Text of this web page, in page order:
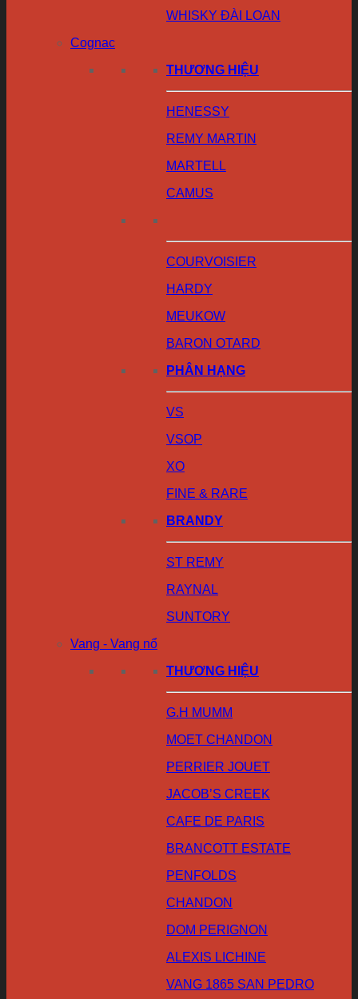
WHISKY ĐÀI LOAN
Cognac
THƯƠNG HIỆU
HENESSY
REMY MARTIN
MARTELL
CAMUS
COURVOISIER
HARDY
MEUKOW
BARON OTARD
PHÂN HẠNG
VS
VSOP
XO
FINE & RARE
BRANDY
ST REMY
RAYNAL
SUNTORY
Vang - Vang nổ
THƯƠNG HIỆU
G.H MUMM
MOET CHANDON
PERRIER JOUET
JACOB’S CREEK
CAFE DE PARIS
BRANCOTT ESTATE
PENFOLDS
CHANDON
DOM PERIGNON
ALEXIS LICHINE
VANG 1865 SAN PEDRO